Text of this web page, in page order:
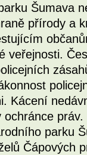
Šumava
přírody a
veřejnosti.
Kácení
ochránce
parku
Čápových